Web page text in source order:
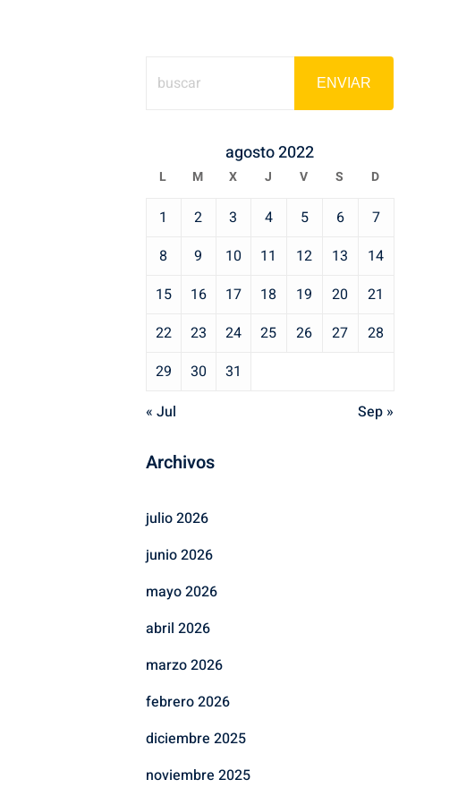
ENVIAR
agosto 2022
L M X J V S D
1 2 3 4 5 6
7
8
9 10 11 12 13
14
15
16 17 18 19 20
21
22
23 24 25 26 27
28
29
30
31
« Jul
Sep »
Archivos
julio 2026
junio 2026
mayo 2026
abril 2026
marzo 2026
febrero 2026
diciembre 2025
noviembre 2025